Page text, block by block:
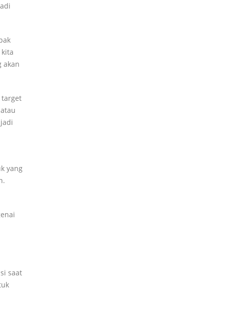
akan
target
yang
saat